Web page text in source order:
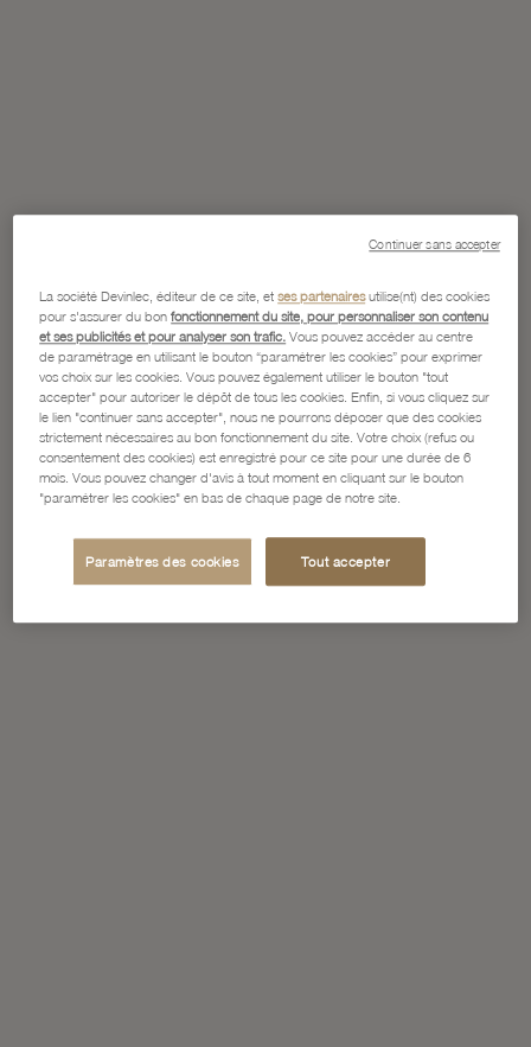
La société Devinlec, éditeur de ce site, etses partenairesutilise(nt) des cookies
pour s'assurer du bonfonctionnement du site, pour personnaliser son contenu
et ses publicités et pour analyser son trafic. Vous pouvez accéder au centre
de paramétrage en utilisant le bouton “paramétrer les cookies” pour exprimer
vos choix sur les cookies. Vous pouvez également utiliser le bouton "tout
accepter" pour autoriser le dépôt de tous les cookies. Enfin, si vous cliquez sur
le lien "continuer sans accepter", nous ne pourrons déposer que des cookies
strictement nécessaires au bon fonctionnement du site. Votre choix (refus ou
consentement des cookies) est enregistré pour ce site pour une durée de 6
mois. Vous pouvez changer d'avis à tout moment en cliquant sur le bouton
"paramétrer les cookies" en bas de chaque page de notre site.
Paramètres des cookies Tout accepter
Continuer sans accepter